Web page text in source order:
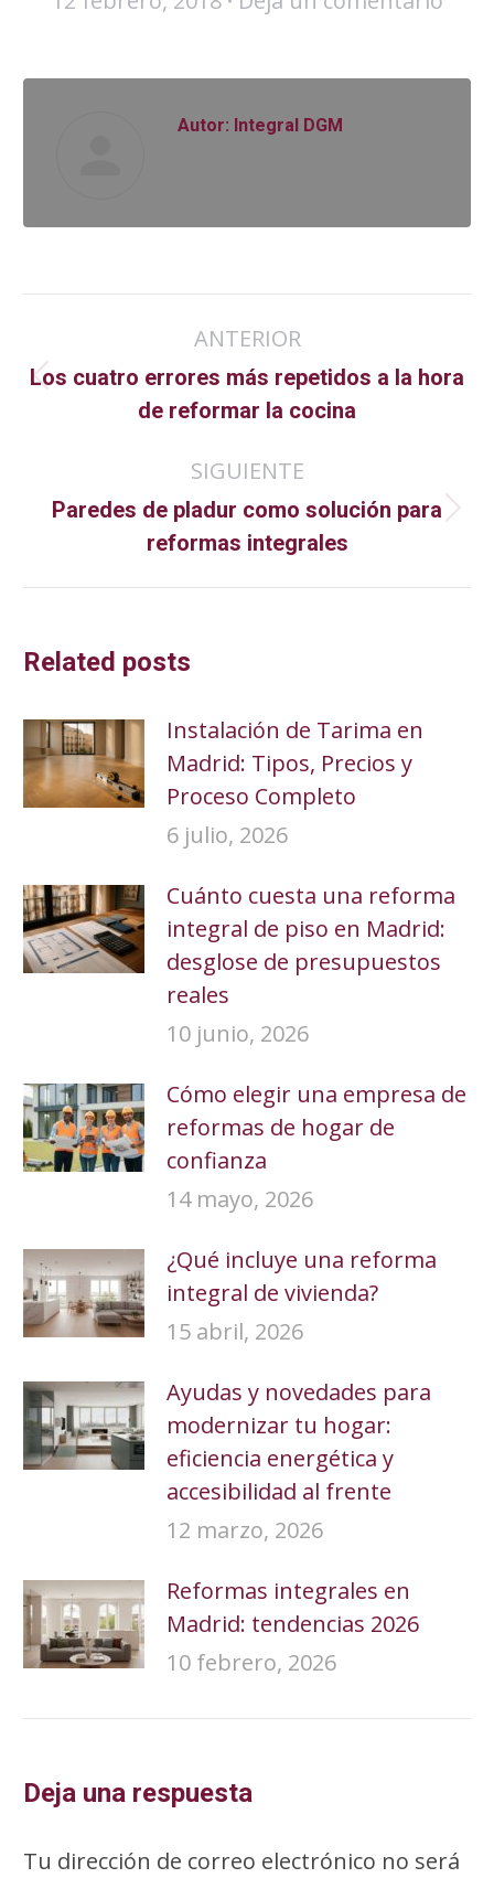
Autor: Integral DGM
entre
publicaciones
ANTERIOR
Publicación
anterior:
Los cuatro errores más repetidos a la hora
de reformar la cocina
SIGUIENTE
Publicación
siguiente:
Paredes de pladur como solución para
reformas integrales
Related posts
Instalación de Tarima en
Madrid: Tipos, Precios y
Proceso Completo
6 julio, 2026
Cuánto cuesta una reforma
integral de piso en Madrid:
desglose de presupuestos
reales
10 junio, 2026
Cómo elegir una empresa de
reformas de hogar de
confianza
14 mayo, 2026
¿Qué incluye una reforma
integral de vivienda?
15 abril, 2026
Ayudas y novedades para
modernizar tu hogar:
eficiencia energética y
accesibilidad al frente
12 marzo, 2026
Reformas integrales en
Madrid: tendencias 2026
10 febrero, 2026
Deja una respuesta
Tu dirección de correo electrónico no será